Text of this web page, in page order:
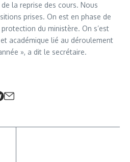
la reprise des cours. Nous
prises. On est en phase de
du ministère. On s’est
académique lié au déroulement
», a dit le secrétaire.